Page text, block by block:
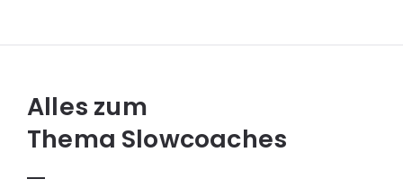
Alles zum
Thema Slowcoaches